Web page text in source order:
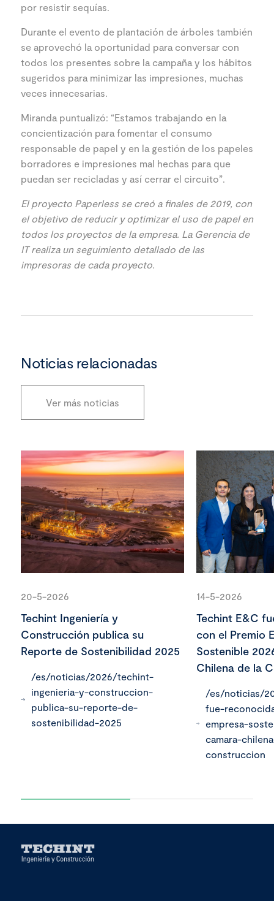
por resistir sequías.
Durante el evento de plantación de árboles también
se aprovechó la oportunidad para conversar con
todos los presentes sobre la campaña y los hábitos
sugeridos para minimizar las impresiones, muchas
veces innecesarias.
Miranda puntualizó: “Estamos trabajando en la
concientización para fomentar el consumo
responsable de papel y en la gestión de los papeles
borradores e impresiones mal hechas para que
puedan ser recicladas y así cerrar el circuito”.
El proyecto Paperless se creó a finales de 2019, con
el objetivo de reducir y optimizar el uso de papel en
todos los proyectos de la empresa. La Gerencia de
IT realiza un seguimiento detallado de las
impresoras de cada proyecto.
Noticias relacionadas
Ver más noticias
20-5-2026
Techint Ingeniería y
Construcción publica su
Reporte de Sostenibilidad 2025
/es/noticias/2026/techint-
ingenieria-y-construccion-
publica-su-reporte-de-
sostenibilidad-2025
14-5-2026
Techint E&C
con el Premio
Sostenible
Chilena de la
/es/noticias/
fue-
empresa-
camara-
construccion